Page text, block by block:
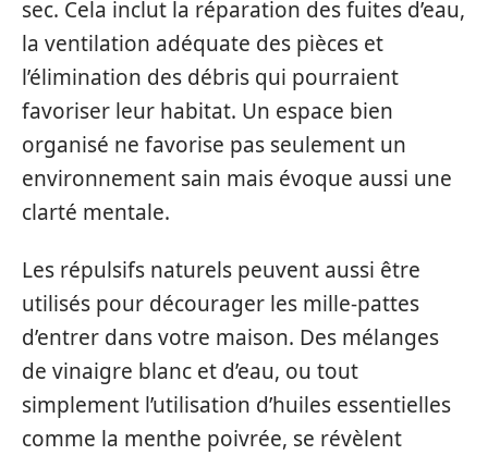
sec. Cela inclut la réparation des fuites d’eau,
la ventilation adéquate des pièces et
l’élimination des débris qui pourraient
favoriser leur habitat. Un espace bien
organisé ne favorise pas seulement un
environnement sain mais évoque aussi une
clarté mentale.
Les répulsifs naturels peuvent aussi être
utilisés pour décourager les mille-pattes
d’entrer dans votre maison. Des mélanges
de vinaigre blanc et d’eau, ou tout
simplement l’utilisation d’huiles essentielles
comme la menthe poivrée, se révèlent